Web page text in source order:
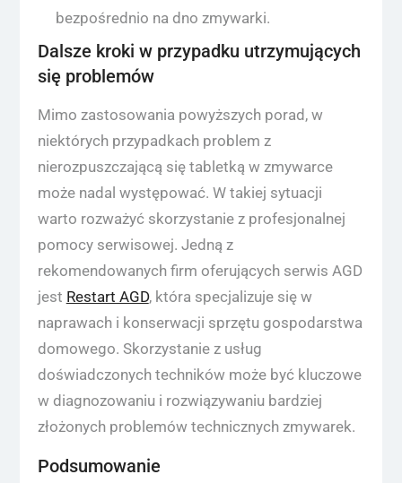
bezpośrednio na dno zmywarki.
Dalsze kroki w przypadku utrzymujących
się problemów
Mimo zastosowania powyższych porad, w
niektórych przypadkach problem z
nierozpuszczającą się tabletką w zmywarce
może nadal występować. W takiej sytuacji
warto rozważyć skorzystanie z profesjonalnej
pomocy serwisowej. Jedną z
rekomendowanych firm oferujących serwis AGD
jest Restart AGD, która specjalizuje się w
naprawach i konserwacji sprzętu gospodarstwa
domowego. Skorzystanie z usług
doświadczonych techników może być kluczowe
w diagnozowaniu i rozwiązywaniu bardziej
złożonych problemów technicznych zmywarek.
Podsumowanie